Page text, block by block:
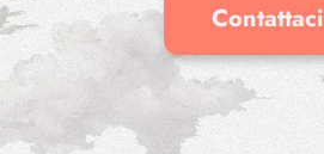
Contattaci